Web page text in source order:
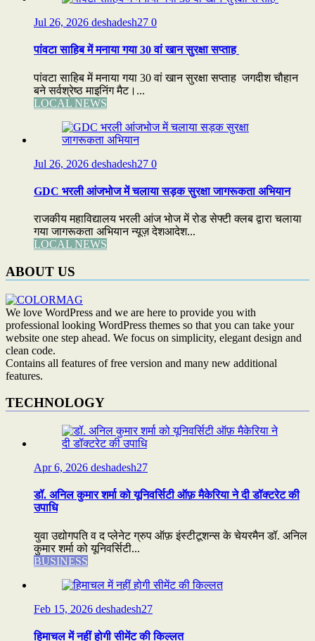
Jul 26, 2026 deshadesh27 0
पांवटा साहिब में मनाया गया 30 वां खान सुरक्षा सप्ताह
पांवटा साहिब में मनाया गया 30 वां खान सुरक्षा सप्ताह जगदीश चौहान
बने सर्वश्रेष्ठ माइनिंग मैट।...
LOCAL NEWS
Jul 26, 2026 deshadesh27 0
GDC भरली आंजभोज में चलाया सड़क सुरक्षा जागरूकता अभियान
राजकीय महाविद्यालय भरली आंज भोज में रोड सेफ्टी क्लब द्वारा चलाया
गया जागरूकता अभियान न्यूज़ देशआदेश...
LOCAL NEWS
ABOUT US
We love WordPress and we are here to provide you with
professional looking WordPress themes so that you can take your
website one step ahead. We focus on simplicity, elegant design and
clean code.
Contains all features of free version and many new additional
features.
TECHNOLOGY
Apr 6, 2026 deshadesh27
डॉ. अनिल कुमार शर्मा को यूनिवर्सिटी ऑफ़ मैकेरिया ने दी डॉक्टरेट की
उपाधि
युवा उद्योगपति व द प्लेनेट ग्रुप ऑफ़ इंस्टीटूशन्स के चेयरमैन डॉ. अनिल
कुमार शर्मा को यूनिवर्सिटी...
BUSINESS
Feb 15, 2026 deshadesh27
हिमाचल में नहीं होगी सीमेंट की किल्लत